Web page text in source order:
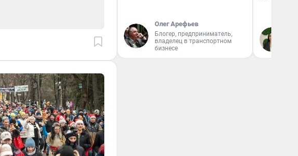
Олег Арефьев
Блогер, предприниматель,
владелец в транспортном
бизнесе